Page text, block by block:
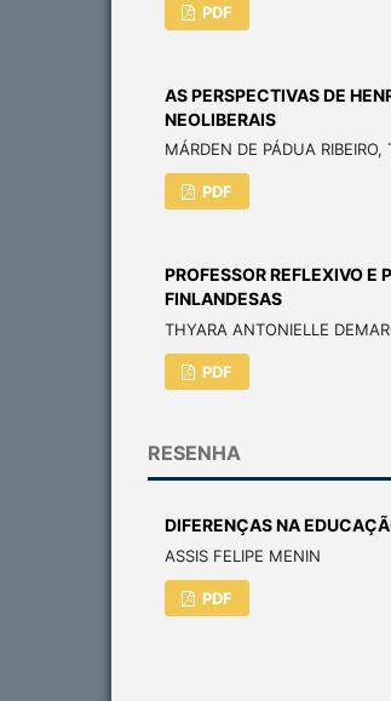
PDF
AS PERSPECTIVAS DE
NEOLIBERAIS
MÁRDEN DE PÁDUA
PDF
PROFESSOR REFLEXIVO E
FINLANDESAS
THYARA ANTONIELLE
PDF
RESENHA
DIFERENÇAS NA
ASSIS FELIPE MENIN
PDF